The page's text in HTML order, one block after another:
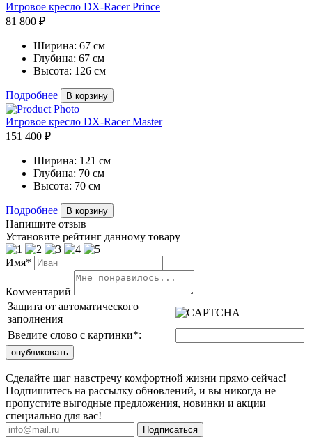
Игровое кресло DX-Racer Prince
81 800 ₽
Ширина: 67 см
Глубина: 67 см
Высота: 126 см
Подробнее В корзину
Игровое кресло DX-Racer Master
151 400 ₽
Ширина: 121 см
Глубина: 70 см
Высота: 70 см
Подробнее В корзину
Напишите отзыв
Установите рейтинг данному товару
Имя*
Комментарий
Защита от автоматического
заполнения
Введите слово с картинки*:
Сделайте шаг навстречу комфортной жизни прямо сейчас!
Подпишитесь на рассылку обновлений, и вы никогда не
пропустите выгодные предложения, новинки и акции
специально для вас!
Подписаться